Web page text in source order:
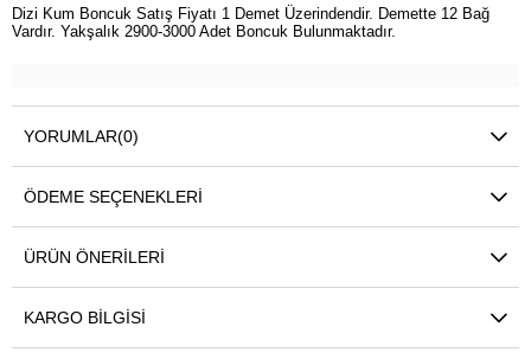
Dizi Kum Boncuk Satış Fiyatı 1 Demet Üzerindendir. Demette 12 Bağ
Vardır. Yakşalık 2900-3000 Adet Boncuk Bulunmaktadır.
YORUMLAR(0)
ÖDEME SEÇENEKLERI
ÜRÜN ÖNERILERI
KARGO BILGISI